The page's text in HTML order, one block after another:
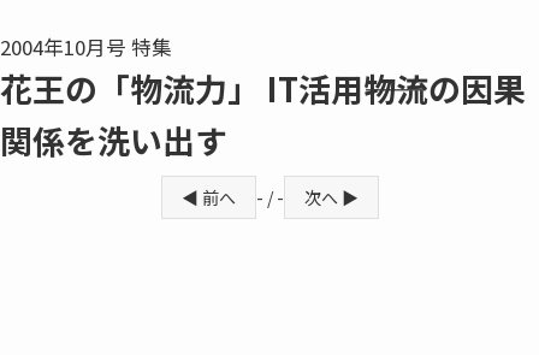
2004年10月号 特集
花王の「物流力」 IT活用――物流の因果
関係を洗い出す
◀ 前へ - / - 次へ ▶